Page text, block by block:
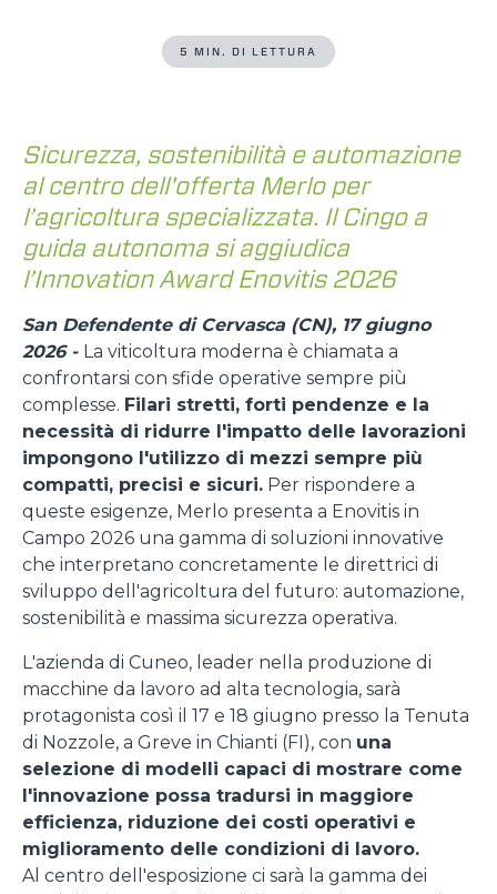
5 MIN. DI LETTURA
Sicurezza, sostenibilità e automazione
al centro dell'offerta Merlo per
l’agricoltura specializzata. Il Cingo a
guida autonoma si aggiudica
l’Innovation Award Enovitis 2026
San Defendente di Cervasca (CN), 17 giugno
2026 - La viticoltura moderna è chiamata a
confrontarsi con sfide operative sempre più
complesse. Filari stretti, forti pendenze e la
necessità di ridurre l'impatto delle lavorazioni
impongono l'utilizzo di mezzi sempre più
compatti, precisi e sicuri. Per rispondere a
queste esigenze, Merlo presenta a Enovitis in
Campo 2026 una gamma di soluzioni innovative
che interpretano concretamente le direttrici di
sviluppo dell'agricoltura del futuro: automazione,
sostenibilità e massima sicurezza operativa.
L'azienda di Cuneo, leader nella produzione di
macchine da lavoro ad alta tecnologia, sarà
protagonista così il 17 e 18 giugno presso la Tenuta
di Nozzole, a Greve in Chianti (FI), con una
selezione di modelli capaci di mostrare come
l'innovazione possa tradursi in maggiore
efficienza, riduzione dei costi operativi e
miglioramento delle condizioni di lavoro.
Al centro dell'esposizione ci sarà la gamma dei